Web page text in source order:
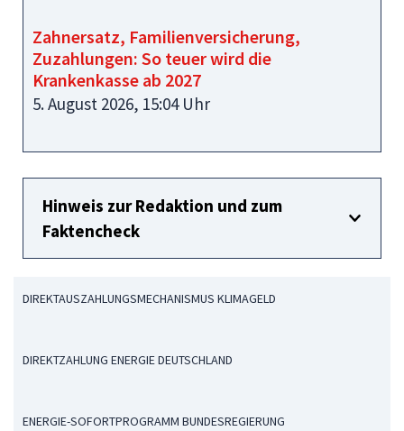
Zahnersatz, Familienversicherung,
Zuzahlungen: So teuer wird die
Krankenkasse ab 2027
5. August 2026, 15:04 Uhr
Hinweis zur Redaktion und zum
Faktencheck
DIREKTAUSZAHLUNGSMECHANISMUS KLIMAGELD
DIREKTZAHLUNG ENERGIE DEUTSCHLAND
ENERGIE-SOFORTPROGRAMM BUNDESREGIERUNG